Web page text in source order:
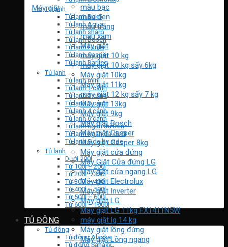
Tủ lạnh
Tủ lạnh Beko
Tủ lạnh Aqua
Tủ lạnh sharp
Tủ lạnh Bosch
Tủ lạnh Funiki
Tủ lạnh Casper
Tủ lạnh Darling
Tủ lạnh
Tủ lạnh mini
Tủ lạnh 1 cánh
Tủ lạnh 2 cánh
Tủ lạnh 3 cánh
Tủ lạnh 4 cánh
Tủ lạnh 6 cánh
Tủ lạnh ngăn đá trên
Tủ lạnh ngăn đá dưới
Tủ lạnh Side by side
Tủ lạnh
Dưới 100l
Từ 100l – 200l
Từ 200l – 300l
Từ 300l – 400l
Từ 400l – 500l
Từ 500l – 600l
Từ 600l – 1000l
TỦ ĐÔNG
Tủ đông
Tủ đông Alaska
Tủ đông Sanaky
Máy giặt
màu bạc
màu đen
màu trắng
màu xám
Máy giặt
máy giặt 10 kg
máy giặt 10 kg sấy 6kg
Máy giặt 10kg
Máy giặt 11kg
máy giặt 12 kg sấy 7 kg
Máy giặt 13kg
Máy giặt 9kg
Máy giặt Bosch
Máy giặt Casper
Máy giặt Casper 8kg
Máy giặt cửa đứng
Máy Giặt Cửa đứng LG
Máy giặt cửa ngang LG
Máy giặt Electrolux
Máy giặt Inverter
Máy giặt LG
Máy giặt LG 11kg FX1411N5W
máy giặt lg 14 kg
Máy giặt lồng đứng
Máy giặt Lồng ngang